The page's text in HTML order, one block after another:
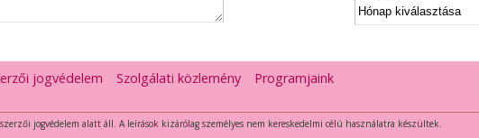
jogvédelem Szolgálati közlemény Programjaink
jogvédelem alatt áll. A leírások kizárólag személyes nem kereskedelmi célú használatra készültek.